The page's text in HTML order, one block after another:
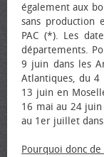
également aux
sans production
PAC (*). Les
départements.
9 juin dans les
Atlantiques, du
13 juin en
16 mai au 24
au 1er juillet
Pourquoi donc